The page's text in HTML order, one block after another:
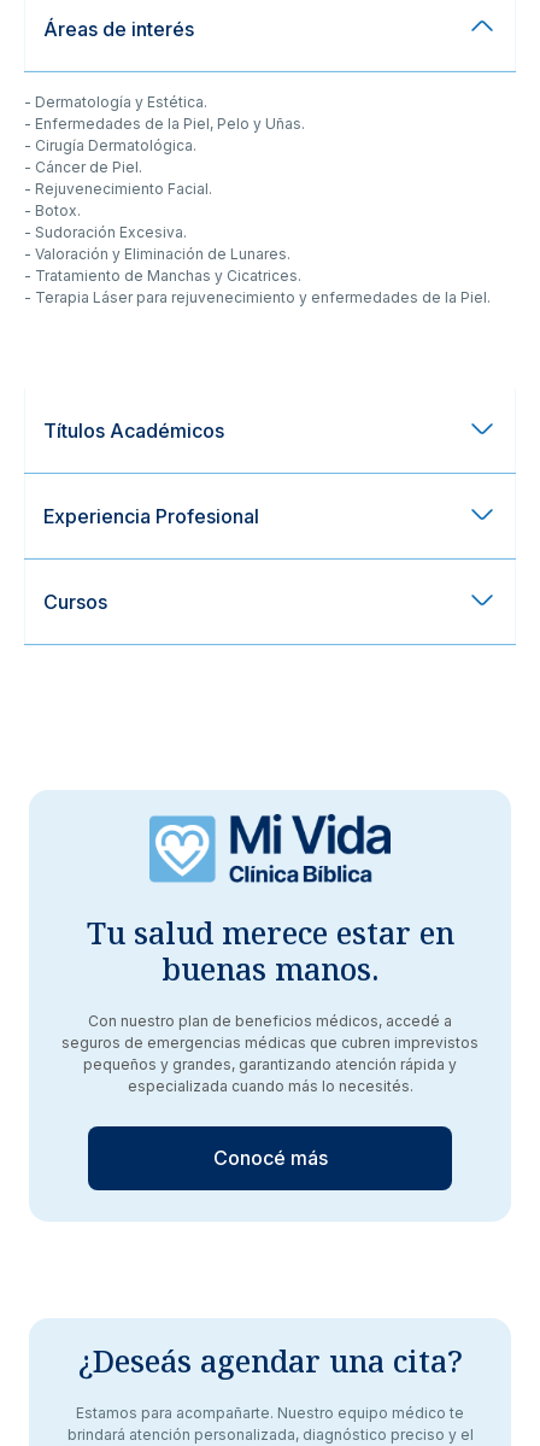
Áreas de interés
- Dermatología y Estética.
- Enfermedades de la Piel, Pelo y Uñas.
- Cirugía Dermatológica.
- Cáncer de Piel.
- Rejuvenecimiento Facial.
- Botox.
- Sudoración Excesiva.
- Valoración y Eliminación de Lunares.
- Tratamiento de Manchas y Cicatrices.
- Terapia Láser para rejuvenecimiento y enfermedades de la Piel.
Títulos Académicos
Experiencia Profesional
Cursos
Tu salud merece estar en
buenas manos.
Con nuestro plan de beneficios médicos, accedé a
seguros de emergencias médicas que cubren imprevistos
pequeños y grandes, garantizando atención rápida y
especializada cuando más lo necesités.
Conocé más
¿Deseás agendar una cita?
Estamos para acompañarte. Nuestro equipo médico te
brindará atención personalizada, diagnóstico preciso y el